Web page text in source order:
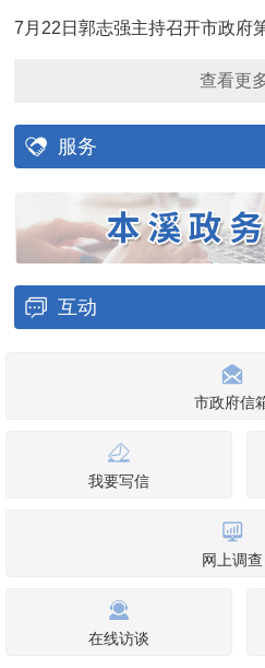
7月22日郭志强主持召开市政府
查看更
服务
互动
市政府信
我要写信
网上调查
在线访谈